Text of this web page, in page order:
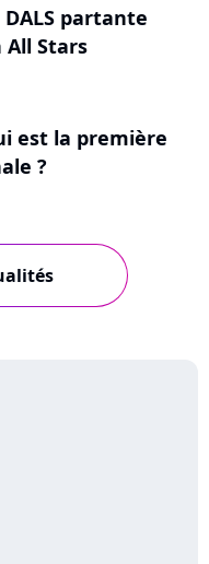
partante
All Stars
est la première
?